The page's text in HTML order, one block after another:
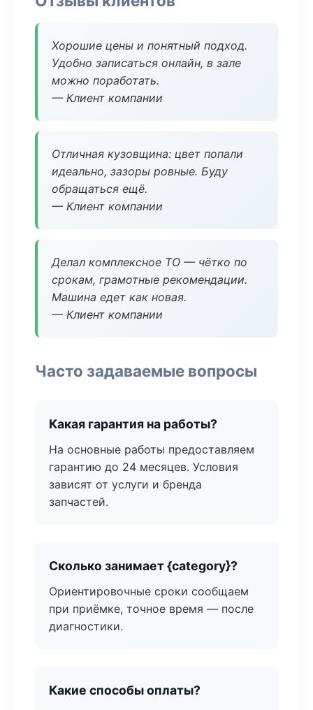
Хорошие цены и понятный подход.
Удобно записаться онлайн, в зале
можно поработать.
— Клиент компании
Отличная кузовщина: цвет попали
идеально, зазоры ровные. Буду
обращаться ещё.
— Клиент компании
Делал комплексное ТО — чётко по
срокам, грамотные рекомендации.
Машина едет как новая.
— Клиент компании
Часто задаваемые вопросы
Какая гарантия на работы?
На основные работы предоставляем
гарантию до 24 месяцев. Условия
зависят от услуги и бренда
запчастей.
Сколько занимает {category}?
Ориентировочные сроки сообщаем
при приёмке, точное время — после
диагностики.
Какие способы оплаты?